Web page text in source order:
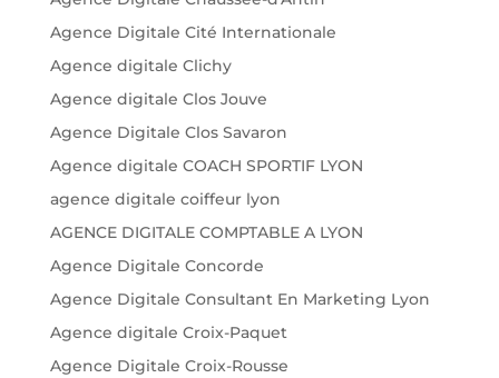
Agence Digitale Cité Internationale
Agence digitale Clichy
Agence digitale Clos Jouve
Agence Digitale Clos Savaron
Agence digitale COACH SPORTIF LYON
agence digitale coiffeur lyon
AGENCE DIGITALE COMPTABLE A LYON
Agence Digitale Concorde
Agence Digitale Consultant En Marketing Lyon
Agence digitale Croix-Paquet
Agence Digitale Croix-Rousse